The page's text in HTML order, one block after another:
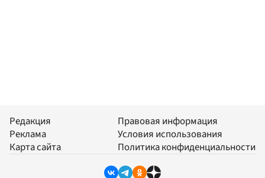
Редакция
Реклама
Карта сайта
Правовая информация
Условия использования
Политика конфиденциальности